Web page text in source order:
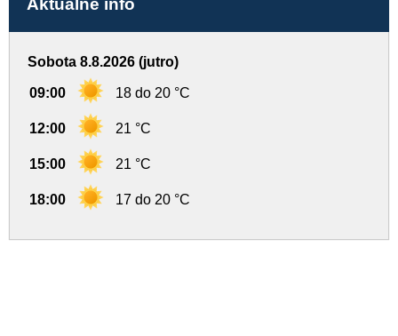
Aktualne info
Sobota 8.8.2026 (jutro)
09:00 18 do 20 °C
12:00 21 °C
15:00 21 °C
18:00 17 do 20 °C